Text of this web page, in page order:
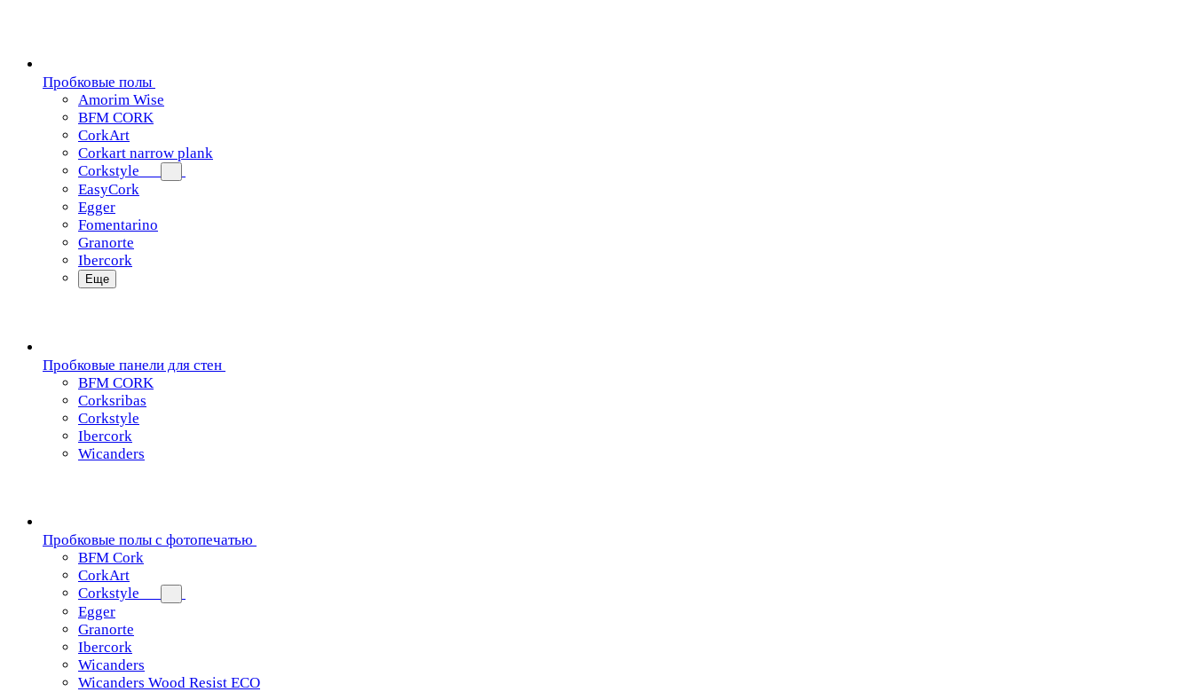
Пробковые полы
Amorim Wise
BFM CORK
CorkArt
Corkart narrow plank
Corkstyle
EasyCork
Egger
Fomentarino
Granorte
Ibercork
Еще
Пробковые панели для стен
BFM CORK
Corksribas
Corkstyle
Ibercork
Wicanders
Пробковые полы с фотопечатью
BFM Cork
CorkArt
Corkstyle
Egger
Granorte
Ibercork
Wicanders
Wicanders Wood Resist ECO